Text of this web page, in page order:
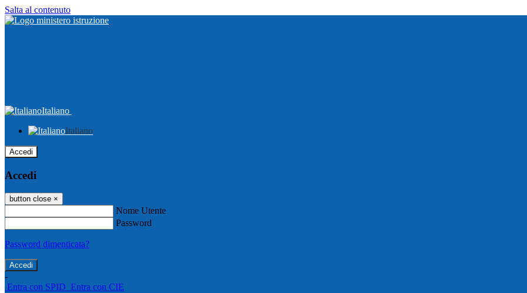
Salta al contenuto
Italiano
Italiano
Accedi
Accedi
button close ×
Nome Utente
Password
Password dimenticata?
-
Entra con SPID Entra con CIE